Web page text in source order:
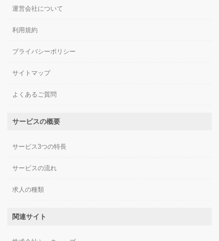
運営会社について
利用規約
プライバシーポリシー
サイトマップ
よくあるご質問
サービスの概要
サービス3つの特長
サービスの流れ
求人の種類
関連サイト